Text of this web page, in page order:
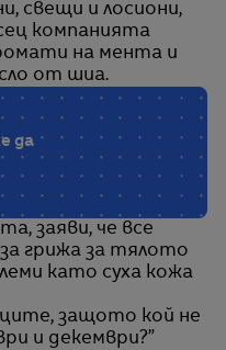
свещи и лосиони,
компанията
на мента и
от шиа.
да
заяви, че все
грижа за тялото
като суха кожа
защото кой не
и декември?”